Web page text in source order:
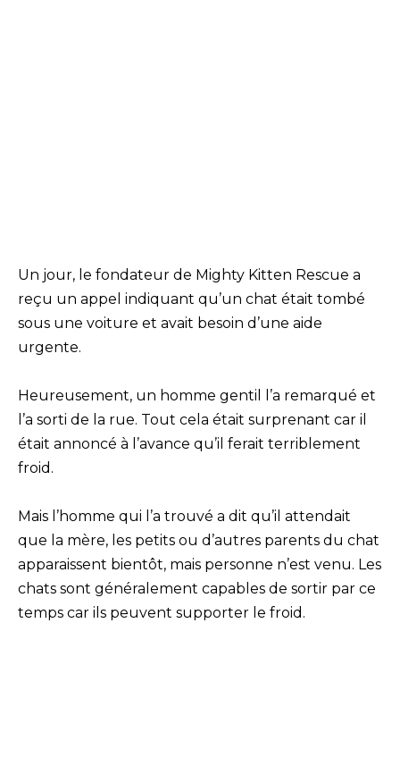
Un jour, le fondateur de Mighty Kitten Rescue a
reçu un appel indiquant qu’un chat était tombé
sous une voiture et avait besoin d’une aide
urgente.
Heureusement, un homme gentil l’a remarqué et
l’a sorti de la rue. Tout cela était surprenant car il
était annoncé à l’avance qu’il ferait terriblement
froid.
Mais l’homme qui l’a trouvé a dit qu’il attendait
que la mère, les petits ou d’autres parents du chat
apparaissent bientôt, mais personne n’est venu. Les
chats sont généralement capables de sortir par ce
temps car ils peuvent supporter le froid.